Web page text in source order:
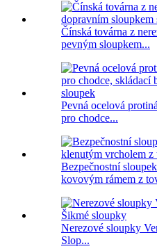
Čínská továrna z
pevným sloupkem...
Pevná ocelová
pro chodce...
Bezpečnostní
kovovým rámem z
Nerezové sloupky
Slop...